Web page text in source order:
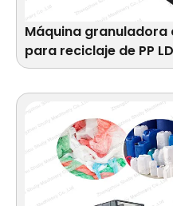
Máquina
para reciclaje de PP